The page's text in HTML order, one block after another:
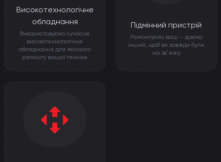
Високотехнологічне
обладнання
Використовуємо сучасне
високотехнологічне
обладнання для якісного
ремонту вашої техніки
Підмінний пристрій
Ремонтуємо ваш – даємо
інший, щоб ви завжди були
на звʼязку